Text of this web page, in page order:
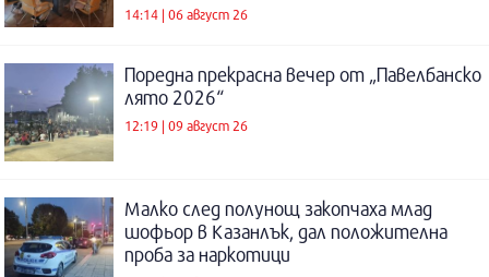
14:14 | 06 август 26
Поредна прекрасна вечер от „Павелбанско
лято 2026“
12:19 | 09 август 26
Малко след полунощ закопчаха млад
шофьор в Казанлък, дал положителна
проба за наркотици